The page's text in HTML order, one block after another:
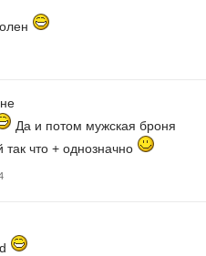
Да и потом мужская броня
что + однозначно